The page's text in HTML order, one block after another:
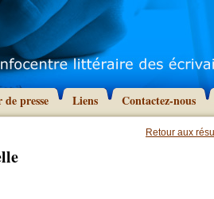
de presse Liens Contactez-nous
Retour aux